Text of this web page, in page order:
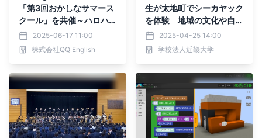
「第3回おかしなサマース
クール」を共催～ハロハロ
づくりからカタカナ英語ク
イズまで、“面白く学ぶ”英
語体験を愛知で開催～
2025-06-17 11:00
株式会社QQ English
生が太地町でシーカヤック
を体験 地域の文化や自然
を学ぶ「ふるさと教育」で
豊かな心を養う
2025-04-25 14:00
学校法人近畿大学